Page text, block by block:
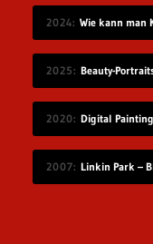
2024 Wie kann man
2025 Beauty-
2020 Digital
2007 Linkin Park –